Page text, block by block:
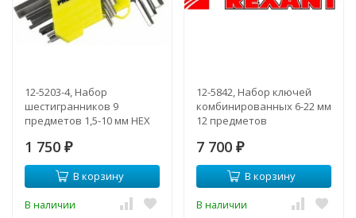
12-5203-4, Набор
шестигранников 9
предметов 1,5-10 мм HEX
1 750 ₽
В корзину
В наличии
12-5842, Набор ключей
комбинированных 6-22 мм
12 предметов
7 700 ₽
В корзину
В наличии